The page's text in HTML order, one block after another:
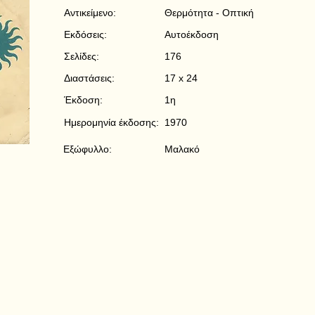
Αντικείμενο:
Εκδόσεις:
Σελίδες:
Διαστάσεις:
Έκδοση:
Ημερομηνία έκδοσης:
Εξώφυλλο:
Θερμότητα - Οπτική
Αυτοέκδοση
176
17 x 24
1η
1970
Μαλακό